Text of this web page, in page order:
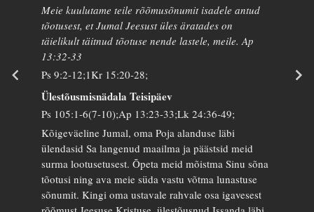
Meie kuulutame teile rõõmusõnumit isadele antud
tõotusest, et Jumal Jeesust üles äratades on
täielikult täitnud tõotuse nende lastele, meile. Ap
13:32-33
Ps 9:2-12;1Kr 15:20-28;
Ülestõusmisnädala Teisipäev
Ps 105:1-6(7-10);Ap 13:23-33;Lk 24:36-49;
Kõigeväeline Jumal, oma Poja alanduse läbi
ülendasid Sa langenud maailma ja päästsid meid
surma lootusetusest. Õpeta meid mõistma Sinu sõna
tõotusi ning ava meie süda vastu võtma lunastuse
sõnumit. Kingi oma ustavale rahvale osa igavesest